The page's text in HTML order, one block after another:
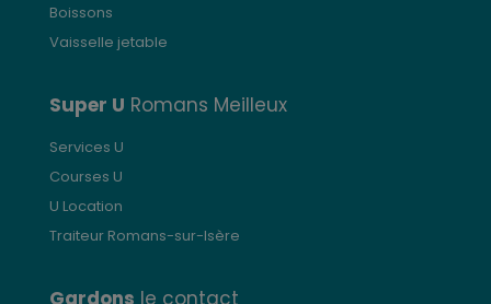
Boissons
Vaisselle jetable
Super U Romans Meilleux
Services U
Courses U
U Location
Traiteur Romans-sur-Isère
Gardons le contact